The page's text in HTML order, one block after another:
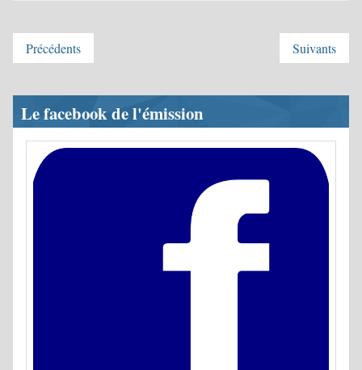
Précédents Suivants
Le facebook de l'émission